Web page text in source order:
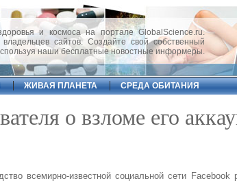
и космоса на портале GlobalScience.ru.
сайтов. Создайте свой собственный
наши бесплатные новостные информеры.
ЖИВАЯ ПЛАНЕТА СРЕДА ОБИТАНИЯ
о взломе его
всемирно-известной социальной сети Facebook